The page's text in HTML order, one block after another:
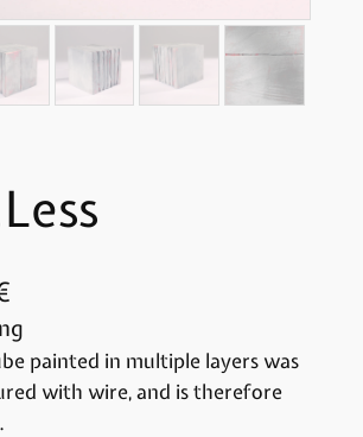
painted in multiple layers was
with wire, and is therefore